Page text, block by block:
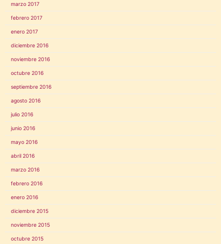
marzo 2017
febrero 2017
enero 2017
diciembre 2016
noviembre 2016
octubre 2016
septiembre 2016
agosto 2016
julio 2016
junio 2016
mayo 2016
abril 2016
marzo 2016
febrero 2016
enero 2016
diciembre 2015
noviembre 2015
octubre 2015